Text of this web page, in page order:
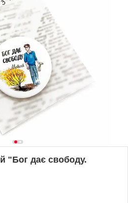
"Бог дає свободу.